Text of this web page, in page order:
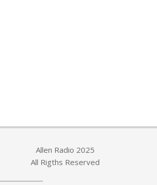
Allen Radio 2025
All Rigths Reserved